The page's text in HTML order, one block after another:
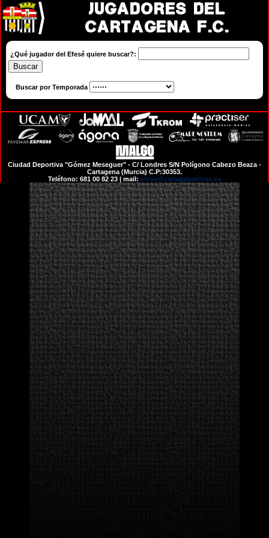
Jugadores del
Cartagena F.C.
¿Qué jugador del Efesé quiere buscar?:
Buscar por Temporada
Ciudad Deportiva "Gómez Meseguer" - C/ Londres S/N Polígono Cabezo Beaza -
Cartagena (Murcia) C.P:30353.
Teléfono: 681 00 82 23 | mail: efese@cartagenaefese.es